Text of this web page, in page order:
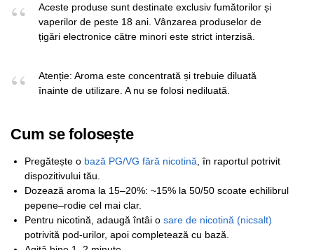
Aceste produse sunt destinate exclusiv fumătorilor și
vaperilor de peste 18 ani. Vânzarea produselor de
țigări electronice către minori este strict interzisă.
Atenție: Aroma este concentrată și trebuie diluată
înainte de utilizare. A nu se folosi nediluată.
Cum se folosește
Pregătește o bază PG/VG fără nicotină , în raportul potrivit
dispozitivului tău.
Dozează aroma la 15–20%: ~15% la 50/50 scoate echilibrul
pepene–rodie cel mai clar.
Pentru nicotină, adaugă întâi o sare de nicotină (nicsalt)
potrivită pod-urilor, apoi completează cu bază.